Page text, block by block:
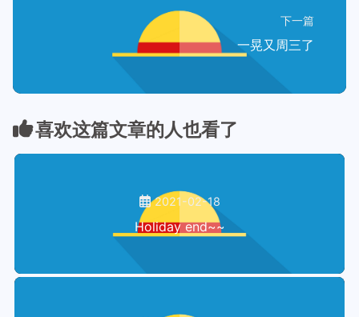
下一篇
一晃又周三了
喜欢这篇文章的人也看了
2021-02-18
Holiday end~~